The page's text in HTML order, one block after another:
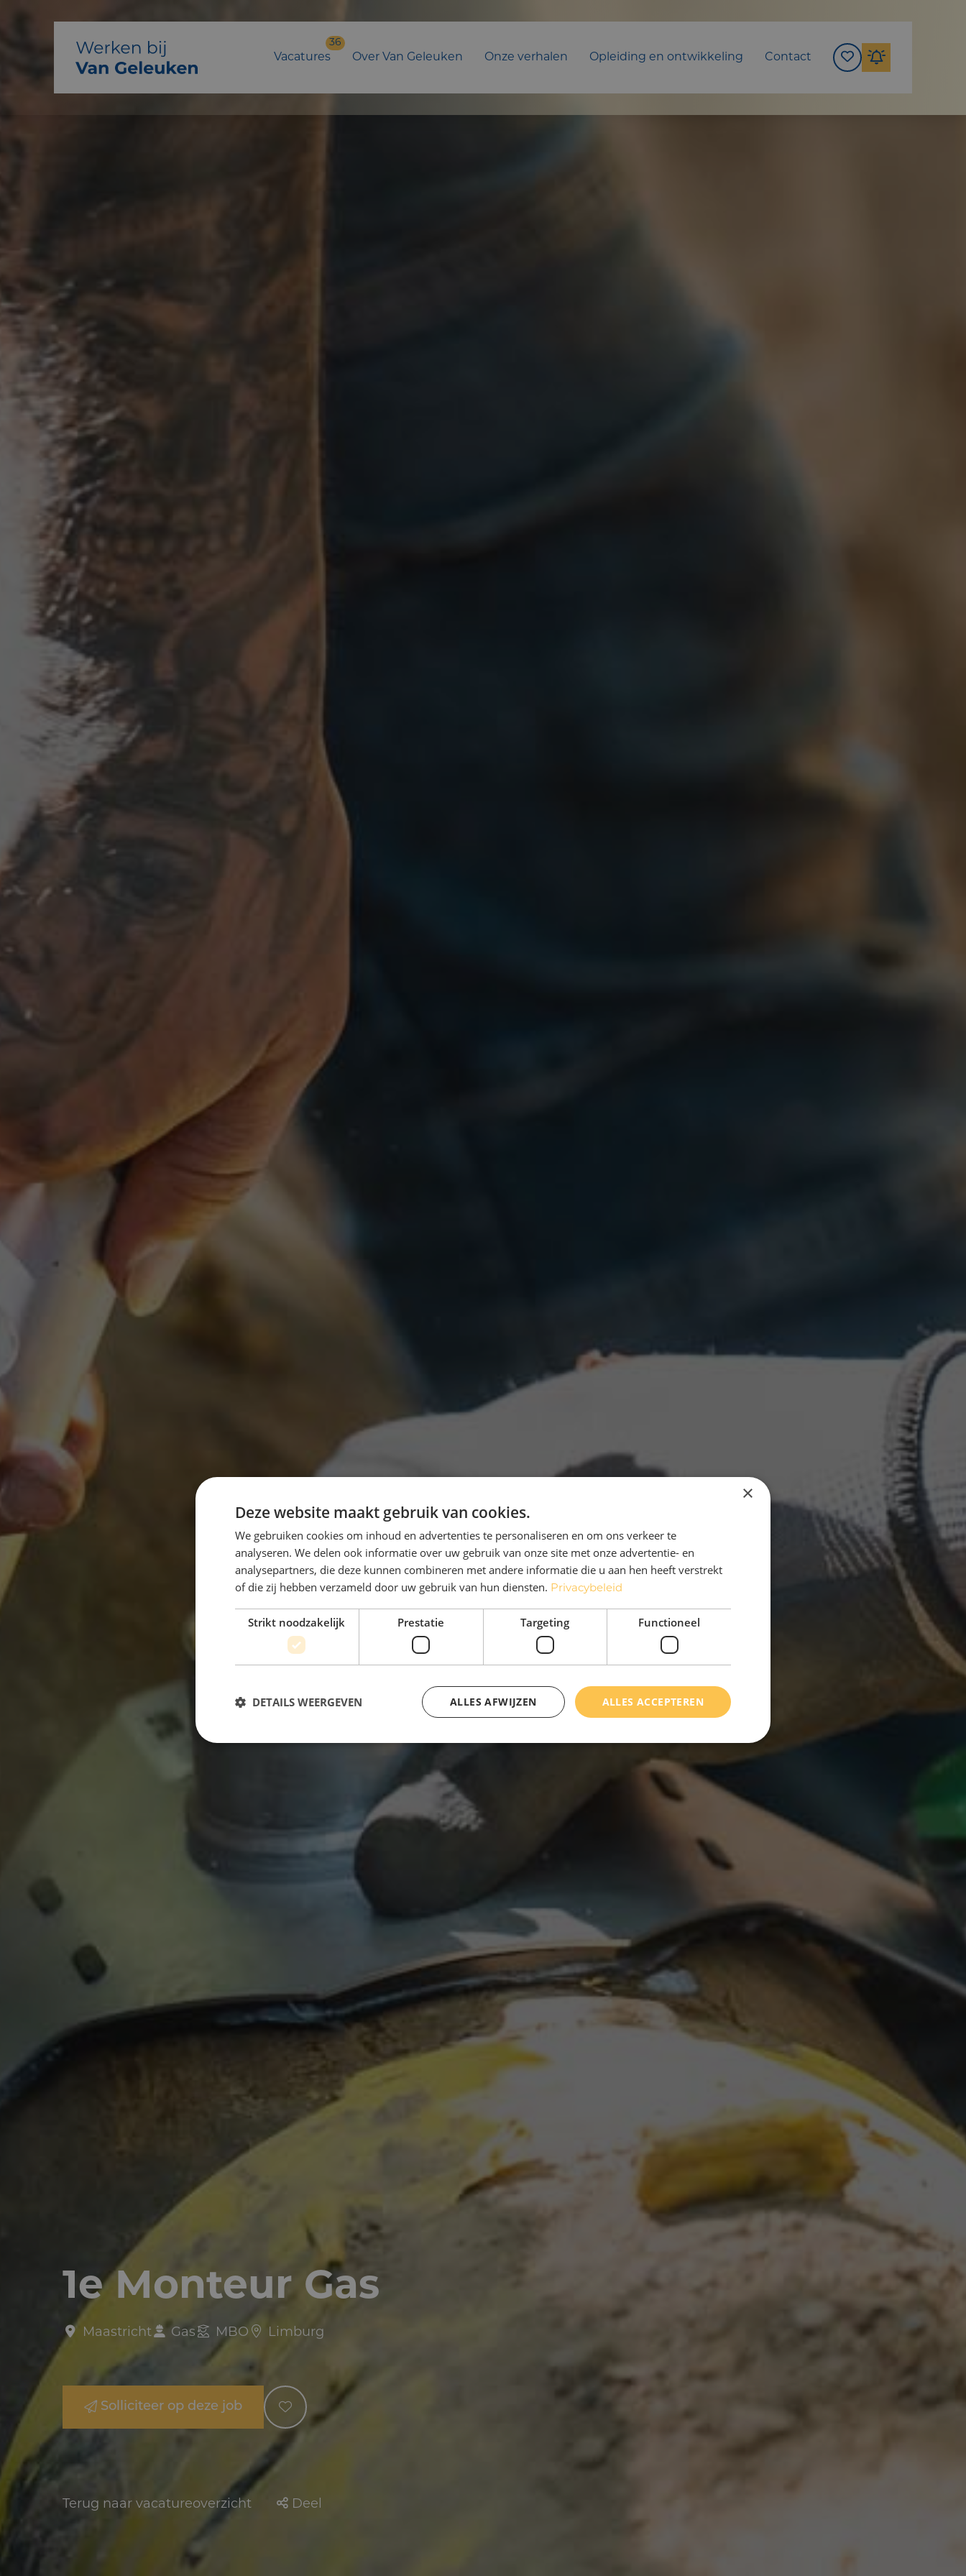
Vacatures
36
Over Van Geleuken Onze verhalen Opleiding en ontwikkeling Contact
1e Monteur Gas
Maastricht Gas MBO Limburg
Solliciteer op deze job
Terug naar vacatureoverzicht Deel
×
Deze website maakt gebruik van cookies.
We gebruiken cookies om inhoud en advertenties te personaliseren en om ons verkeer te
analyseren. We delen ook informatie over uw gebruik van onze site met onze advertentie- en
analysepartners, die deze kunnen combineren met andere informatie die u aan hen heeft verstrekt
of die zij hebben verzameld door uw gebruik van hun diensten. Privacybeleid
Strikt noodzakelijk Prestatie Targeting Functioneel
ALLES ACCEPTEREN
ALLES AFWIJZEN
DETAILS WEERGEVEN